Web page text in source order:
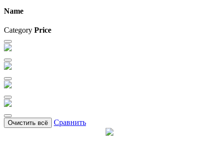
Name
Category Price
Очистить всё Сравнить